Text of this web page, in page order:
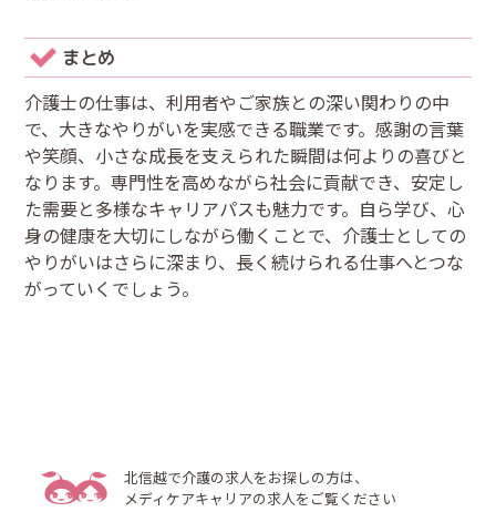
まとめ
介護士の仕事は、利用者やご家族との深い関わりの中
で、大きなやりがいを実感できる職業です。感謝の言葉
や笑顔、小さな成長を支えられた瞬間は何よりの喜びと
なります。専門性を高めながら社会に貢献でき、安定し
た需要と多様なキャリアパスも魅力です。自ら学び、心
身の健康を大切にしながら働くことで、介護士としての
やりがいはさらに深まり、長く続けられる仕事へとつな
がっていくでしょう。
北信越で介護の求人をお探しの方は、
メディケアキャリアの求人をご覧ください